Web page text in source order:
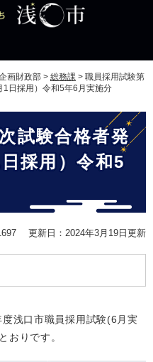
画財政部 > 総務課 > 職員採用試験第
日採用）令和5年6月実施分
試験合格者発
採用）令和5
更新日：2024年3月19日更新
浅口市職員採用試験(6月実
おりです。